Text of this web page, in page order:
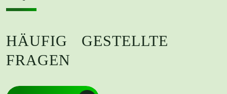
HÄUFIG GESTELLTE
FRAGEN